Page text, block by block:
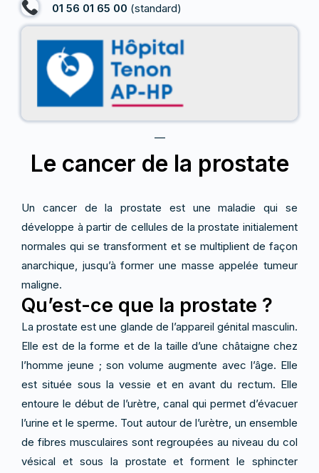
01 56 01 65 00 (standard)
—
Le cancer de la prostate
Un cancer de la prostate est une maladie qui se
développe à partir de cellules de la prostate initialement
normales qui se transforment et se multiplient de façon
anarchique, jusqu’à former une masse appelée tumeur
maligne.
Qu’est-ce que la prostate ?
La prostate est une glande de l’appareil génital masculin.
Elle est de la forme et de la taille d’une châtaigne chez
l’homme jeune ; son volume augmente avec l’âge. Elle
est située sous la vessie et en avant du rectum. Elle
entoure le début de l’urètre, canal qui permet d’évacuer
l’urine et le sperme. Tout autour de l’urètre, un ensemble
de fibres musculaires sont regroupées au niveau du col
vésical et sous la prostate et forment le sphincter